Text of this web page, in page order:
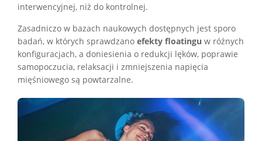
interwencyjnej, niż do kontrolnej.
Zasadniczo w bazach naukowych dostępnych jest sporo
badań, w których sprawdzano efekty floatingu w różnych
konfiguracjach, a doniesienia o redukcji lęków, poprawie
samopoczucia, relaksacji i zmniejszenia napięcia
mięśniowego są powtarzalne.